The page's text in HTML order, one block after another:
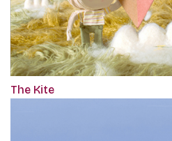
The Kite